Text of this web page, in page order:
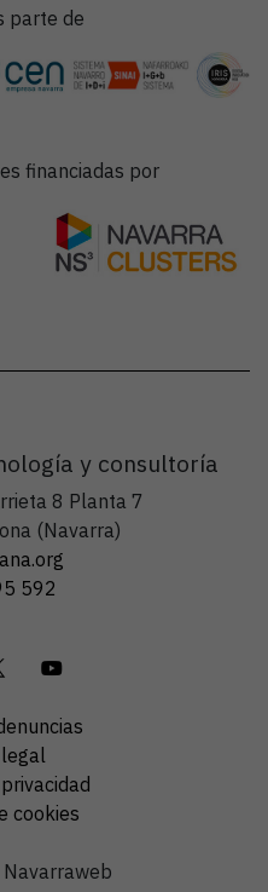
parte de
financiadas por
y consultoría
8 Planta 7
(Navarra)
592
cookies